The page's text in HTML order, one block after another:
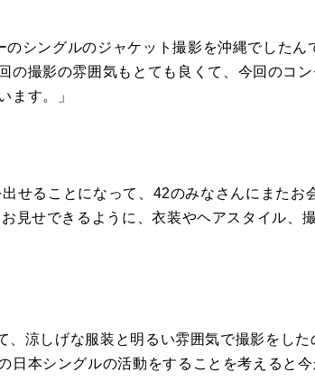
のシングルのジャケット撮影を沖縄でしたん
の撮影の雰囲気もとても良くて、 今回のコ
ます。」
せることになって、 42のみなさんにまたお
見せできるように、衣装やヘアスタイル、
、 涼しげな服装と明るい雰囲気で撮影をした
日本シングルの活動をすることを考えると